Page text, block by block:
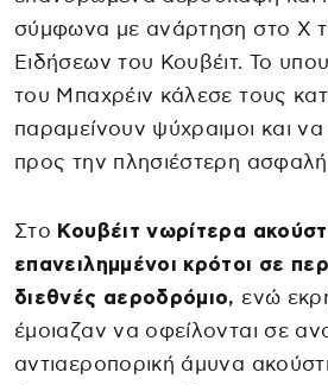
σύμφωνα με ανάρτηση στο X
Ειδήσεων του Κουβέιτ. Το
του Μπαχρέιν κάλεσε τους
παραμείνουν ψύχραιμοι και
προς την πλησιέστερη
Στο Κουβέιτ νωρίτερα
επανειλημμένοι κρότοι σε
διεθνές αεροδρόμιο, ενώ
έμοιαζαν να οφείλονται σε
αντιαεροπορική άμυνα